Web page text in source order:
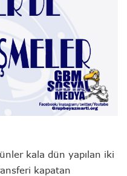
kala dün yapılan iki
kapatan